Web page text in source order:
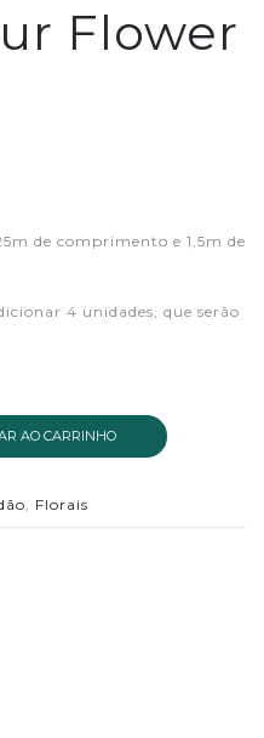
Flower
de comprimento e 1,5m de
4 unidades, que serão
AO CARRINHO
Florais